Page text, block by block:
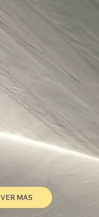
VER MAS